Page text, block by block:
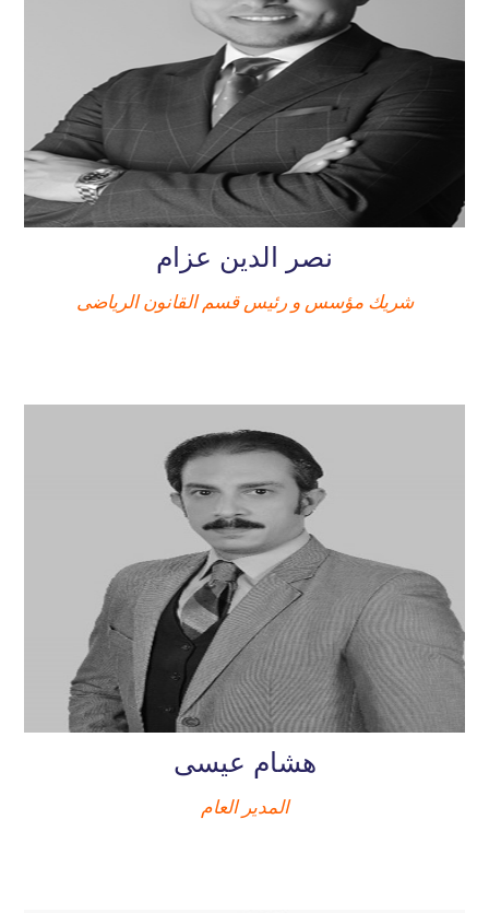
نصر الدين عزام
شريك مؤسس و رئيس قسم القانون الرياضى
هشام عيسى
المدير العام